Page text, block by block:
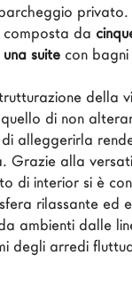
privato.
composta da
suite con
della
di non
alleggerirla
Grazie alla
di interior si è
rilassante ed
ambienti dalle
degli arredi